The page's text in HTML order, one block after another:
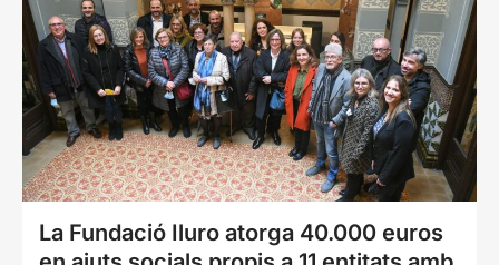
La Fundació Iluro atorga 40.000 euros